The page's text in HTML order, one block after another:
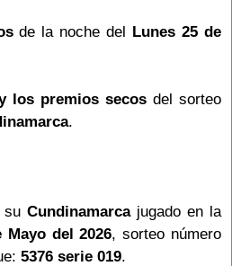
de la noche del Lunes 25 de
los premios secosdel sorteo
.
su Cundinamarcajugado en la
Mayo del 2026, sorteo número
5376 serie 019.